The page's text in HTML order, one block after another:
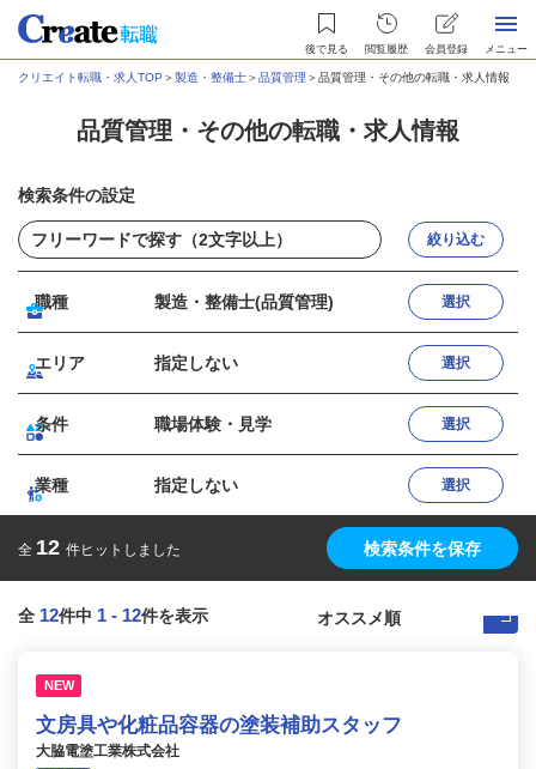
後で見る 閲覧履歴 会員登録 メニュー
クリエイト転職・求人TOP ＞製造・整備士＞品質管理 ＞品質管理・その他の転職・求人情報
品質管理・その他の転職・求人情報
検索条件の設定
絞り込む
職種 製造・整備士(品質管理) 選択
エリア 指定しない 選択
条件 職場体験・見学 選択
業種 指定しない 選択
全 12 件ヒットしました 検索条件を保存
全 12件中 1 - 12件を表示
NEW
文房具や化粧品容器の塗装補助スタッフ
大脇電塗工業株式会社